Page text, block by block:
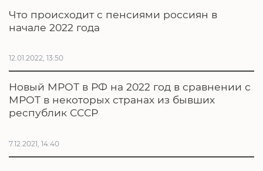
Что происходит с пенсиями россиян в
начале 2022 года
12.01.2022, 13:50
Новый МРОТ в РФ на 2022 год в сравнении с
МРОТ в некоторых странах из бывших
республик СССР
7.12.2021, 14:40